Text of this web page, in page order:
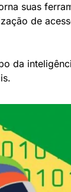
suas
de
da